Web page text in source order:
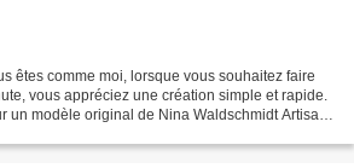
êtes comme moi, lorsque vous souhaitez faire
vous appréciez une création simple et rapide.
un modèle original de Nina Waldschmidt Artisan